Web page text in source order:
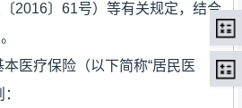
2016〕61号）等有关规定，结合
医疗保险（以下简称“居民医